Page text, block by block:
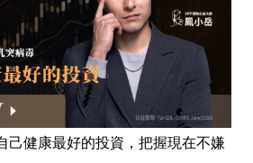
己健康最好的投資，把握現在不嫌